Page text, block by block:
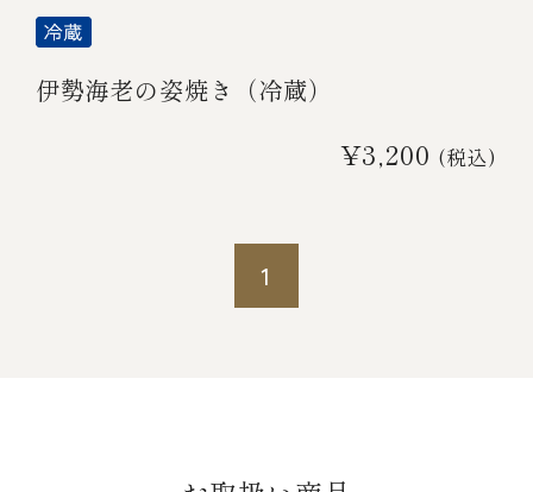
伊勢海老の姿焼き（冷蔵）
¥3,200 (税込)
1